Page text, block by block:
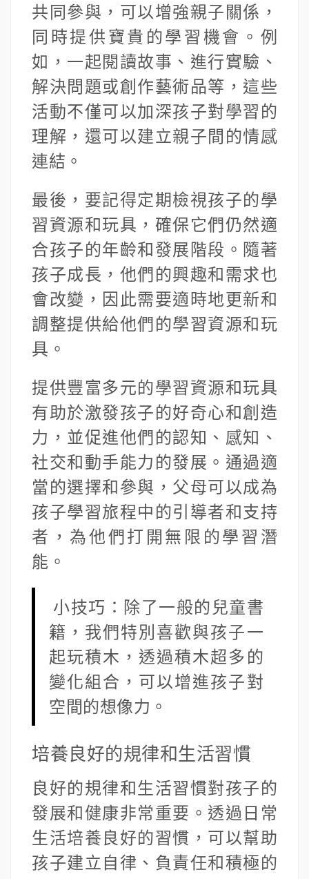
共同參與，可以增強親子關係，
同時提供寶貴的學習機會。例
如，一起閱讀故事、進行實驗、
解決問題或創作藝術品等，這些
活動不僅可以加深孩子對學習的
理解，還可以建立親子間的情感
連結。
最後，要記得定期檢視孩子的學
習資源和玩具，確保它們仍然適
合孩子的年齡和發展階段。隨著
孩子成長，他們的興趣和需求也
會改變，因此需要適時地更新和
調整提供給他們的學習資源和玩
具。
提供豐富多元的學習資源和玩具
有助於激發孩子的好奇心和創造
力，並促進他們的認知、感知、
社交和動手能力的發展。通過適
當的選擇和參與，父母可以成為
孩子學習旅程中的引導者和支持
者，為他們打開無限的學習潛
能。
小技巧：除了一般的兒童書
籍，我們特別喜歡與孩子一
起玩積木，透過積木超多的
變化組合，可以增進孩子對
空間的想像力。
培養良好的規律和生活習慣
良好的規律和生活習慣對孩子的
發展和健康非常重要。透過日常
生活培養良好的習慣，可以幫助
孩子建立自律、負責任和積極的